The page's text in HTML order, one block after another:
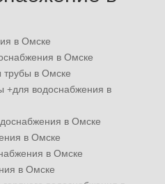
в Омске
в Омске
трубы в Омске
+для водоснабжения в
в Омске
в Омске
в Омске
в Омске